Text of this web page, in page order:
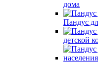
дома
Пандус
детской